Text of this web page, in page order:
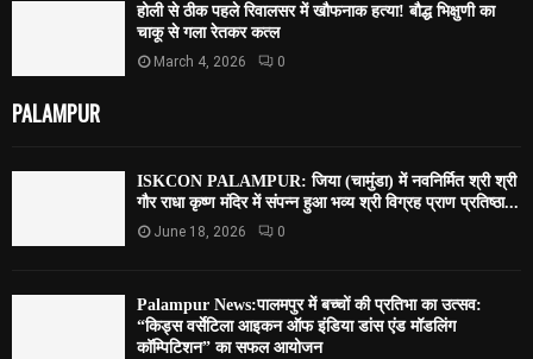
होली से ठीक पहले रिवालसर में खौफनाक हत्या! बौद्ध भिक्षुणी का
चाकू से गला रेतकर कत्ल
March 4, 2026 0
PALAMPUR
ISKCON PALAMPUR: जिया (चामुंडा) में नवनिर्मित श्री श्री
गौर राधा कृष्ण मंदिर में संपन्न हुआ भव्य श्री विग्रह प्राण प्रतिष्ठा...
June 18, 2026 0
Palampur News:पालमपुर में बच्चों की प्रतिभा का उत्सव:
“किड्स वर्सेटिला आइकन ऑफ इंडिया डांस एंड मॉडलिंग
कॉम्पिटिशन” का सफल आयोजन